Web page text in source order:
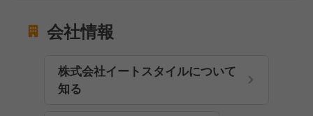
会社情報
株式会社イートスタイルについて
知る